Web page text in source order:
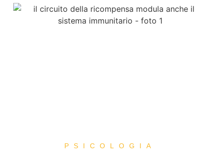
PSICOLOGIA